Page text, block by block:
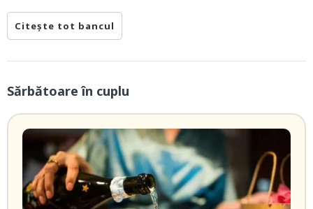
Citește tot bancul
Sărbătoare în cuplu